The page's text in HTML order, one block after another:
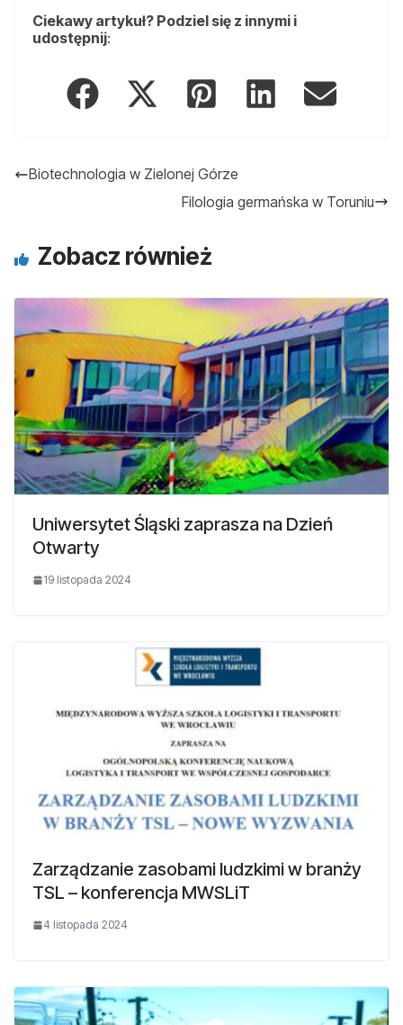
Ciekawy artykuł? Podziel się z innymi i
udostępnij:
Biotechnologia w Zielonej Górze
Filologia germańska w Toruniu
Zobacz również
Uniwersytet Śląski zaprasza na Dzień
Otwarty
19 listopada 2024
Zarządzanie zasobami ludzkimi w branży
TSL – konferencja MWSLiT
4 listopada 2024